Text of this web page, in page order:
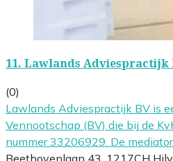
11. Lawlands Adviespractijk
(0)
Lawlands Adviespractijk BV is
Vennootschap (BV) die bij de
nummer 33206929. De mediator
Beethovenlaan 43, 1217CH